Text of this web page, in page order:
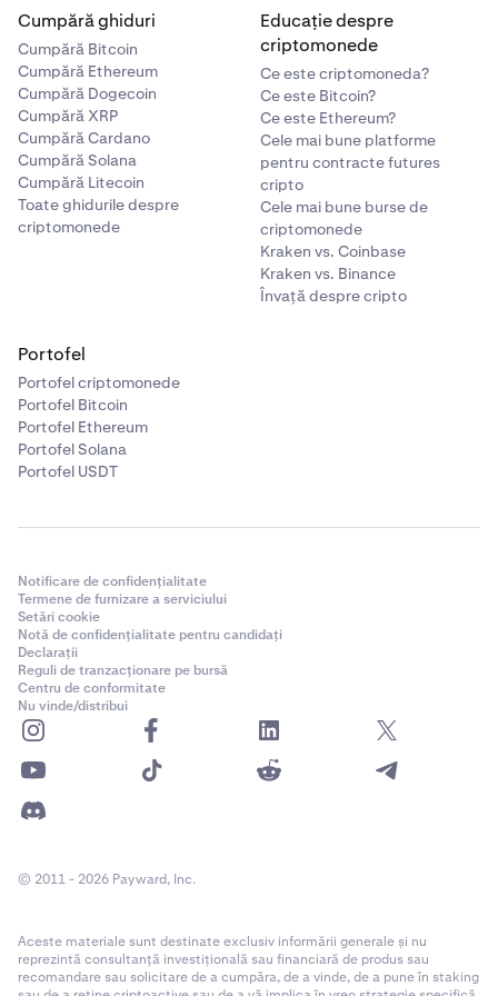
• xStocks nu sunt disponibile în Canada.
•
IPO-ul SpaceX prin xStocks nu este disponibil pentru
clienții din Canada.
ZEX.
Tranzacționarea instrumentelor financiare derivate
Serviciile de brokeraj sunt furnizate de NinjaTrader
Clearing, LLC, care își desfășoară activitatea sub numele
de Kraken Derivatives US, comerciant de contracte
futures înregistrat la Comisia pentru Comerțul cu
Contracte Futures (CFTC) și membru al Asociației
Naționale pentru Contracte Futures (NFA ID #0309379).
Cerințele pentru tranzacționarea cu marje
• Tranzacționarea în marjă este disponibilă
retail din SUA
eligibili și clienților din SUA care se
autocertifică drept
(ECP).
Restricții de câștig
• Funcția de recompense de pe Kraken
disponibilă doar în anumite state din SUA.
• Staking-ul Flare (FLR) nu este disponibil în SUA.
Limitările xStocks:
• sunt disponibile în Statele Unite.
•
Cumpără ghiduri
Cumpără Bitcoin
Cumpără Ethereum
Cumpără Dogecoin
Cumpără XRP
Cumpără Cardano
Cumpără Solana
Cumpără Litecoin
Toate ghidurile despre
criptomonede
Educație despre
criptomonede
Ce este criptomoneda?
Ce este Bitcoin?
Ce este Ethereum?
Cele mai bune platforme
pentru contracte futures
cripto
Cele mai bune burse de
criptomonede
Kraken vs. Coinbase
Kraken vs. Binance
Învață despre cripto
Portofel
Portofel criptomonede
Portofel Bitcoin
Portofel Ethereum
Portofel Solana
Portofel USDT
Notificare de confidențialitate
Termene de furnizare a serviciului
Setări cookie
Notă de confidențialitate pentru candidați
Declarații
Reguli de tranzacționare pe bursă
Centru de conformitate
Nu vinde/distribui
© 2011 - 2026 Payward, Inc.
Aceste materiale sunt destinate exclusiv informării generale și nu
reprezintă consultanță investițională sau financiară de produs sau
recomandare sau solicitare de a cumpăra, de a vinde, de a pune în staking